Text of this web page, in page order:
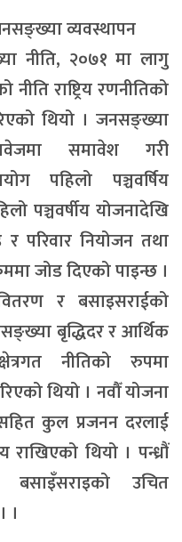
व्यवस्थापन
नीति, २०७१ मा लागु
राष्ट्रिय रणनीतिको
थियो । जनसङ्ख्या
समावेश गरी
पहिलो पञ्चवर्षिय
पञ्चवर्षीय योजनादेखि
र परिवार नियोजन तथा
जोड दिएको पाइन्छ ।
र बसाइसराईको
बृद्धिदर र आर्थिक
नीतिको रुपमा
थियो । नवौँ योजना
सहित कुल प्रजनन दरलाई
राखिएको थियो । पन्ध्रौं
उचित
।